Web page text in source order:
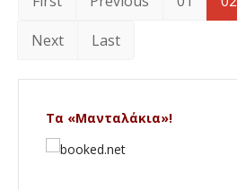
Next
Last
Τα «Μανταλάκια»!